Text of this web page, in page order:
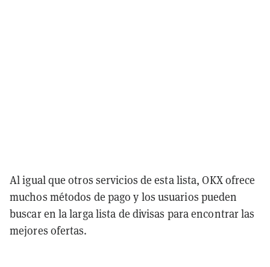
Al igual que otros servicios de esta lista, OKX ofrece
muchos métodos de pago y los usuarios pueden
buscar en la larga lista de divisas para encontrar las
mejores ofertas.